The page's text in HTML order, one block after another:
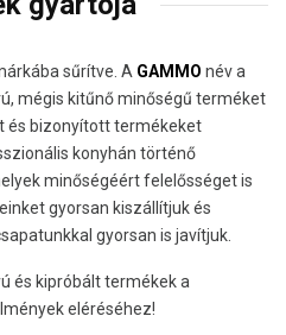
sűrítve. A GAMMO név a
mégis kitűnő minőségű terméket
és bizonyított termékeket
konyhán történő
minőségéért felelősséget is
gyorsan kiszállítjuk és
gyorsan is javítjuk.
és kipróbált termékek a
eléréséhez!